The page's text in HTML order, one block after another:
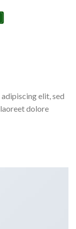
elit, sed
dolore